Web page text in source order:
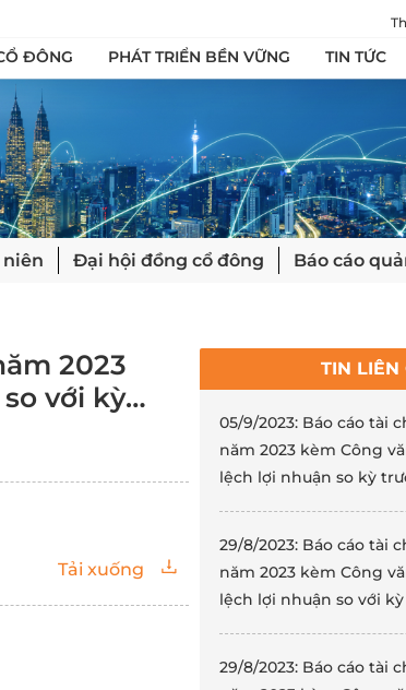
ĐÔNG PHÁT TRIỂN BỀN VỮNG TIN TỨC
niên Đại hội đồng cổ đông Báo cáo
2023
với kỳ
Tải xuống
TIN LIÊN
05/9/2023: Báo cáo tài
năm 2023 kèm Công
lệch lợi nhuận so kỳ
29/8/2023: Báo cáo tài
năm 2023 kèm Công
lệch lợi nhuận so với
29/8/2023: Báo cáo tài